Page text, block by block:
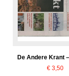
De Andere Krant
€ 3,50